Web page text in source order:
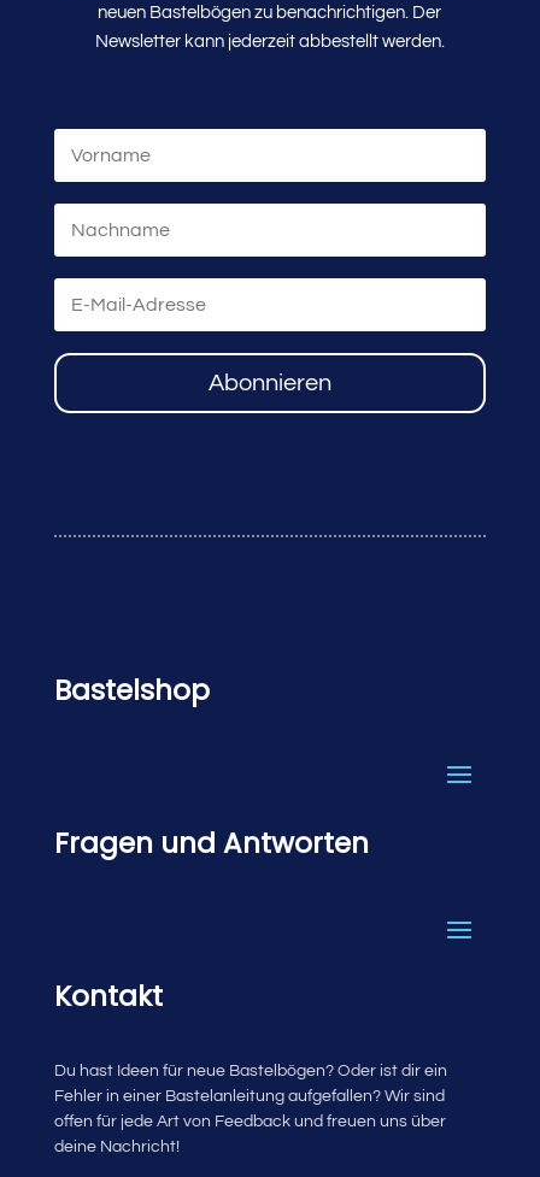
neuen Bastelbögen zu benachrichtigen. Der
Newsletter kann jederzeit abbestellt werden.
Abonnieren
Bastelshop
Fragen und Antworten
Kontakt
Du hast Ideen für neue Bastelbögen? Oder ist dir ein
Fehler in einer Bastelanleitung aufgefallen? Wir sind
offen für jede Art von Feedback und freuen uns über
deine Nachricht!